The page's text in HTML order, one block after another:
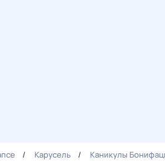
Карусель Каникулы